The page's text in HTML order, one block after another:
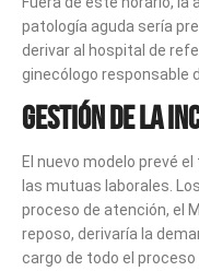
patología aguda sería
derivar al hospital de
ginecólogo responsable
Gestión de la
El nuevo modelo prevé
las mutuas laborales.
proceso de atención, el
reposo, derivaría la
cargo de todo el